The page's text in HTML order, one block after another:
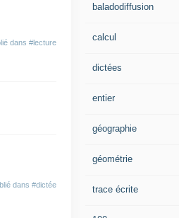
dans #lecture
dans #dictée
baladodiffusion
calcul
dictées
entier
géographie
géométrie
trace écrite